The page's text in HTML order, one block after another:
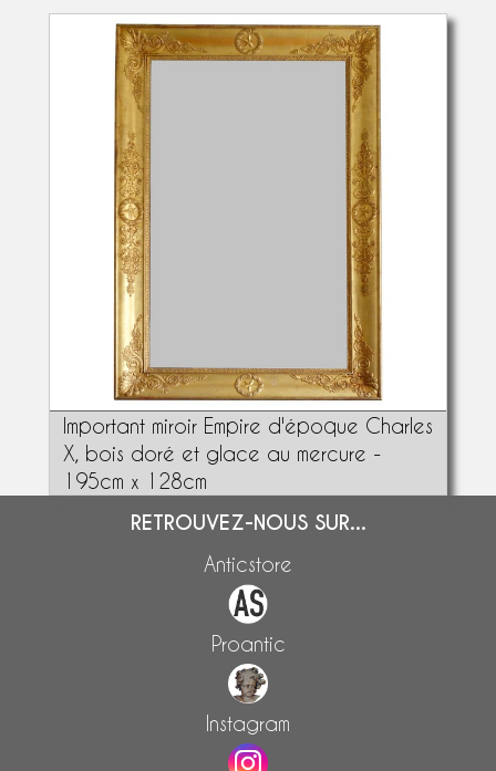
Important miroir Empire d'époque Charles
X, bois doré et glace au mercure -
195cm x 128cm
RETROUVEZ-NOUS SUR...
Anticstore
Proantic
Instagram